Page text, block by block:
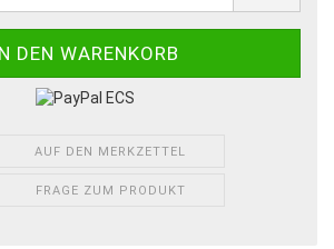
AUF DEN MERKZETTEL
FRAGE ZUM PRODUKT